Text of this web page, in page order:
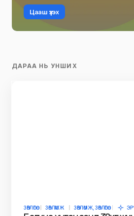
Цааш үзэх
ДАРАА НЬ УНШИХ
ЗӨВЛӨГӨӨ ЗӨВЛӨМЖ ЗӨВЛӨМЖ, ЗӨВЛӨГӨӨ